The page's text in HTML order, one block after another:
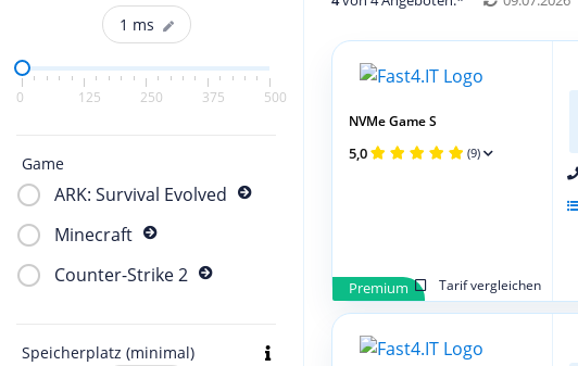
1 ms
0 125 250 375 500
Game
ARK: Survival Evolved
Minecraft
Counter-Strike 2
Speicherplatz (minimal)
Premium Tarif vergleichen
NVMe Game S
5,0 (9)